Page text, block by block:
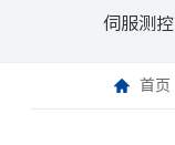
伺服测控
首页